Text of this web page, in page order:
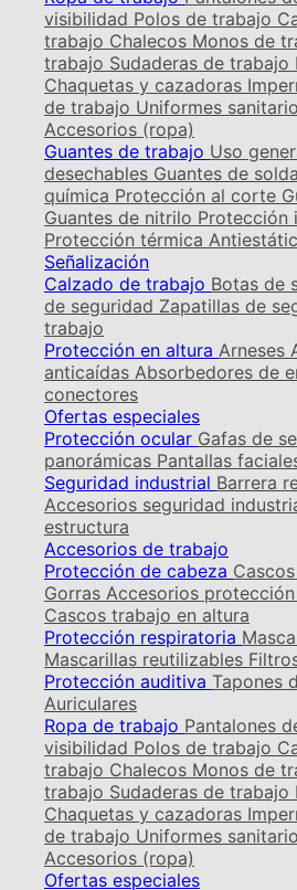
visibilidad Polos de trabajo
trabajo Chalecos Monos de
trabajo Sudaderas de trabajo
Chaquetas y cazadoras
de trabajo Uniformes
Accesorios (ropa)
Guantes de trabajo Uso
desechables Guantes de
química Protección al corte
Guantes de nitrilo Protección
Protección térmica
Señalización
Calzado de trabajo Botas de
de seguridad Zapatillas de
trabajo
Protección en altura Arneses
anticaídas Absorbedores de
conectores
Ofertas especiales
Protección ocular Gafas de
panorámicas Pantallas
Seguridad industrial Barrera
Accesorios seguridad
estructura
Accesorios de trabajo
Protección de cabeza
Gorras Accesorios
Cascos trabajo en altura
Protección respiratoria
Mascarillas reutilizables
Protección auditiva Tapones
Auriculares
Ropa de trabajo Pantalones
visibilidad Polos de trabajo
trabajo Chalecos Monos de
trabajo Sudaderas de trabajo
Chaquetas y cazadoras
de trabajo Uniformes
Accesorios (ropa)
Ofertas especiales